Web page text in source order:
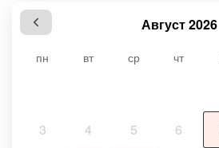
Август 2026
пн вт ср чт
3 4 5 6